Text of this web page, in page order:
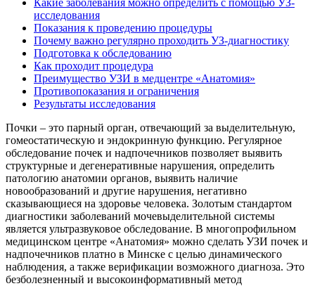
Какие заболевания можно определить с помощью УЗ-
исследования
Показания к проведению процедуры
Почему важно регулярно проходить УЗ-диагностику
Подготовка к обследованию
Как проходит процедура
Преимущество УЗИ в медцентре «Анатомия»
Противопоказания и ограничения
Результаты исследования
Почки – это парный орган, отвечающий за выделительную,
гомеостатическую и эндокринную функцию. Регулярное
обследование почек и надпочечников позволяет выявить
структурные и дегенеративные нарушения, определить
патологию анатомии органов, выявить наличие
новообразований и другие нарушения, негативно
сказывающиеся на здоровье человека. Золотым стандартом
диагностики заболеваний мочевыделительной системы
является ультразвуковое обследование. В многопрофильном
медицинском центре «Анатомия» можно сделать УЗИ почек и
надпочечников платно в Минске с целью динамического
наблюдения, а также верификации возможного диагноза. Это
безболезненный и высокоинформативный метод